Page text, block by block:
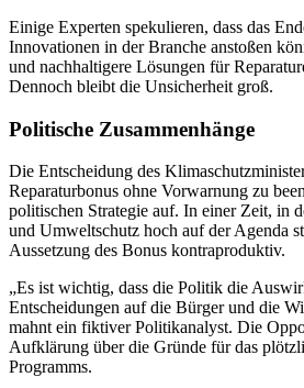
Einige Experten spekulieren, dass das
Innovationen in der Branche anstoßen
und nachhaltigere Lösungen für
Dennoch bleibt die Unsicherheit groß.
Politische Zusammenhänge
Die Entscheidung des
Reparaturbonus ohne Vorwarnung zu
politischen Strategie auf. In einer Zeit, in
und Umweltschutz hoch auf der Agenda
Aussetzung des Bonus kontraproduktiv.
„Es ist wichtig, dass die Politik die
Entscheidungen auf die Bürger und die
mahnt ein fiktiver Politikanalyst. Die
Aufklärung über die Gründe für das
Programms.